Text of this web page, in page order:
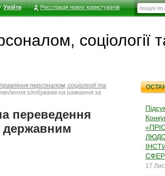
Увійти Реєстрація нових користувачів
соціології
персоналом, соціології та
здобувачів на навчання за
переведення
державним
17